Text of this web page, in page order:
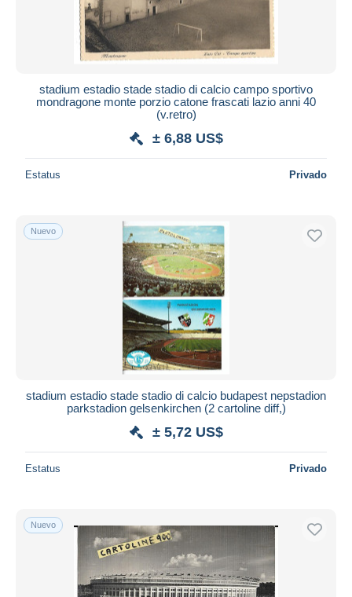
stadium estadio stade stadio di calcio campo sportivo
mondragone monte porzio catone frascati lazio anni 40
(v.retro)
± 6,88 US$
Estatus Privado
Nuevo
stadium estadio stade stadio di calcio budapest nepstadion
parkstadion gelsenkirchen (2 cartoline diff,)
± 5,72 US$
Estatus Privado
Nuevo